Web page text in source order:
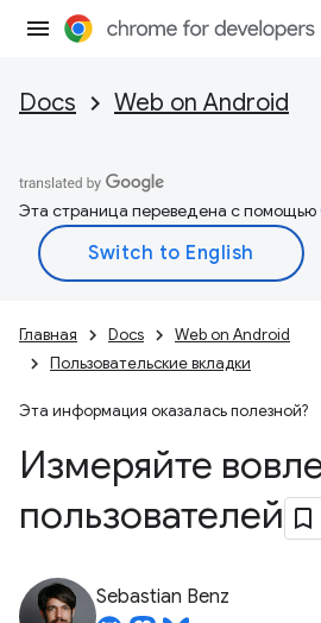
Docs Web on Android
Эта страница переведена с помощью
Главная Docs
Web on Android
Пользовательские вкладки
Эта информация оказалась полезной?
Измеряйте
пользователей
Sebastian Benz